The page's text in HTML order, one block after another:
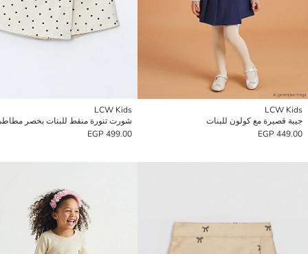
LCW Kids
جيبة قصيرة مع كولون للبنات
449.00 EGP
LCW Kids
شورت تنورة منقط للبنات بخصر
499.00 EGP